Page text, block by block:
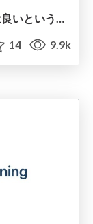
pythonで気軽にパッケージを作るのは良いという話。
14 9.9k